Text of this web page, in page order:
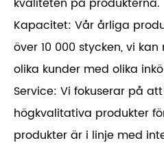
Kapacitet: Vår årliga
över 10 000 stycken, vi
olika kunder med olika
Service: Vi fokuserar på
högkvalitativa produkter
produkter är i linje med